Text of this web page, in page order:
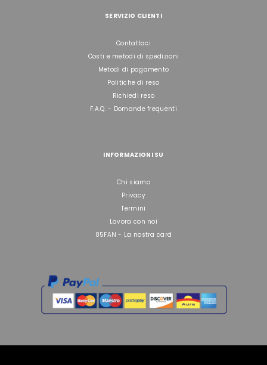
SERVIZIO CLIENTI
Contattaci
Costi e metodi di spedizioni
Metodi di pagamento
Politiche di reso
Richiedi reso
F.A.Q. - Domande frequenti
INFORMAZIONI SU
Chi siamo
Privacy
Termini
Lavora con noi
85FAN - La nostra card